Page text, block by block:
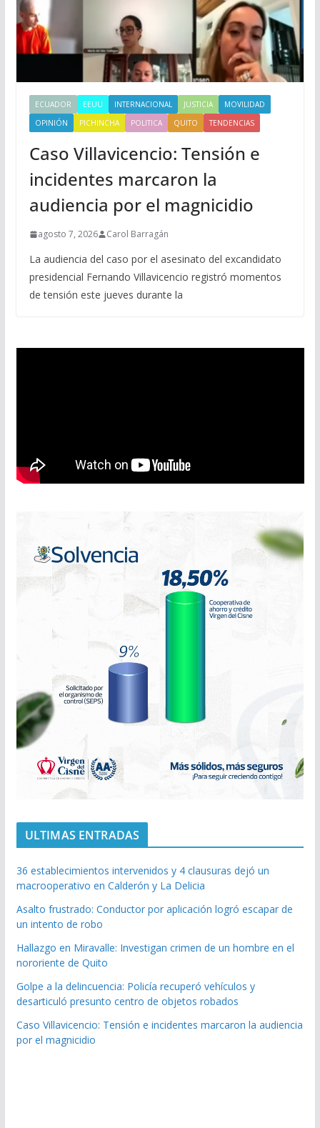
ECUADOR EEUU INTERNACIONAL JUSTICIA
MOVILIDAD
OPINIÓN
PICHINCHA POLITICA QUITO TENDENCIAS
Caso Villavicencio: Tensión e
incidentes marcaron la
audiencia por el magnicidio
agosto 7, 2026 Carol Barragán
La audiencia del caso por el asesinato del excandidato
presidencial Fernando Villavicencio registró momentos
de tensión este jueves durante la
ULTIMAS ENTRADAS
36 establecimientos intervenidos y 4 clausuras dejó un
macrooperativo en Calderón y La Delicia
Asalto frustrado: Conductor por aplicación logró escapar de
un intento de robo
Hallazgo en Miravalle: Investigan crimen de un hombre en el
nororiente de Quito
Golpe a la delincuencia: Policía recuperó vehículos y
desarticuló presunto centro de objetos robados
Caso Villavicencio: Tensión e incidentes marcaron la audiencia
por el magnicidio